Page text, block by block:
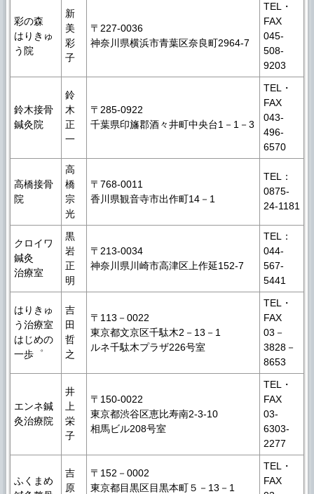
彩の森
はりきゅ
う院
新
美
彩
子
〒227-0036
神奈川県横浜市青葉区奈良町2964-7
TEL・
FAX
045-
508-
9203
鈴木接骨
鍼灸院
鈴
木
正
一
〒285-0922
千葉県印旛郡酒々井町中央台1－1－3
TEL・
FAX
043-
496-
6570
高橋接骨
院
高
橋
宗
光
〒768-0011
香川県観音寺市出作町14－1
TEL：
0875-
24-1181
クロイワ
鍼灸
治療室
黒
岩
正
明
〒213-0034
神奈川県川崎市高津区上作延152-7
TEL：
044‐
567‐
5441
はりきゅ
う治療室
はじめの
一歩゜
吉
田
哲
之
〒113－0022
東京都文京区千駄木2－13－1
ルネ千駄木プラザ226号室
TEL・
FAX
03－
3828－
8653
エンネ鍼
灸治療院
井
上
栄
子
〒150-0022
東京都渋谷区恵比寿南2-3-10
相馬ビル208号室
TEL・
FAX
03-
6303-
2277
ふくまめ
吉
原
〒152－0002
東京都目黒区目黒本町５－13－1
TEL・
FAX